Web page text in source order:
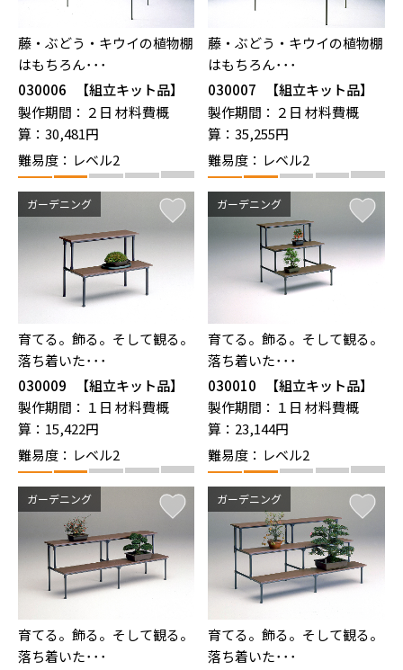
藤・ぶどう・キウイの植物棚
はもちろん･･･
030006
【組立キット品】
藤棚（YFW-19）
製作期間：２日 材料費概
算：30,481円
難易度：レベル2
藤・ぶどう・キウイの植物棚
はもちろん･･･
030007
【組立キット品】
藤棚（YFW-25）
製作期間：２日 材料費概
算：35,255円
難易度：レベル2
ガーデニング
育てる。飾る。そして観る。
落ち着いた･･･
030009
【組立キット品】
盆栽棚（YFR-92）
製作期間：１日 材料費概
算：15,422円
難易度：レベル2
ガーデニング
育てる。飾る。そして観る。
落ち着いた･･･
030010
【組立キット品】
盆栽棚（YFR-93）
製作期間：１日 材料費概
算：23,144円
難易度：レベル2
ガーデニング
育てる。飾る。そして観る。
落ち着いた･･･
ガーデニング
育てる。飾る。そして観る。
落ち着いた･･･